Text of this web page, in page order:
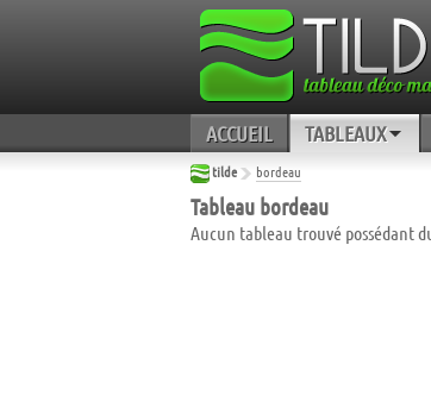
ACCUEIL TABLEAUX
tilde bordeau
Tableau bordeau
Aucun tableau trouvé possédant